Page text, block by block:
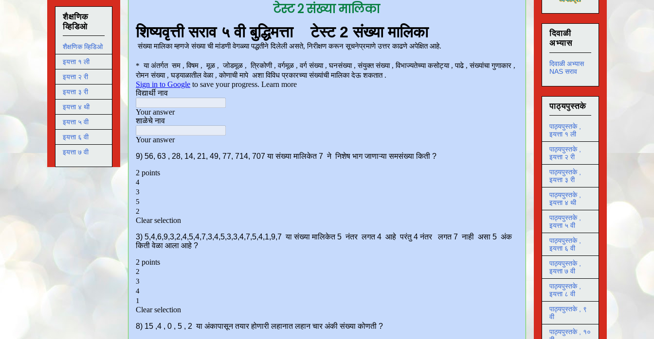
टेस्ट 2 संख्या मालिका
शैक्षणिक
व्हिडिओ
शैक्षणिक व्हिडिओ
इयत्ता १ ली
इयत्ता २ री
इयत्ता ३ री
इयत्ता ४ थी
इयत्ता ५ वी
इयत्ता ६ वी
इयत्ता ७ वी
दिवाळी
अभ्यास
दिवाळी अभ्यास
NAS सराव
पाठ्यपुस्तके
पाठ्यपुस्तके ,
इयत्ता १ ली
पाठ्यपुस्तके ,
इयत्ता २ री
पाठ्यपुस्तके ,
इयत्ता ३ री
पाठ्यपुस्तके ,
इयत्ता ४ थी
पाठ्यपुस्तके ,
इयत्ता ५ वी
पाठ्यपुस्तके ,
इयत्ता ६ वी
पाठ्यपुस्तके ,
इयत्ता ७ वी
पाठ्यपुस्तके ,
इयत्ता ८ वी
पाठ्यपुस्तके , ९
वी
पाठ्यपुस्तके , १०